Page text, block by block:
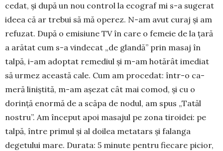
cedat, și după un nou control la ecograf mi s-a sugerat
ideea că ar trebui să mă operez. N-am avut curaj și am
refuzat. După o emisiune TV în care o femeie de la țară
a arătat cum s-a vindecat „de glandă” prin ma­saj în
talpă, i-am adoptat reme­diul și m-am hotă­rât imediat
să urmez această cale. Cum am proce­dat: într-o ca­
meră liniștită, m-am așezat cât mai comod, și cu o
dorin­ță enormă de a scăpa de nodul, am spus „Tatăl
nostru”. Am început apoi masajul pe zona tiroi­dei: pe
tal­pă, între primul și al doilea metatars și falanga
degetului mare. Durata: 5 minute pentru fiecare picior,